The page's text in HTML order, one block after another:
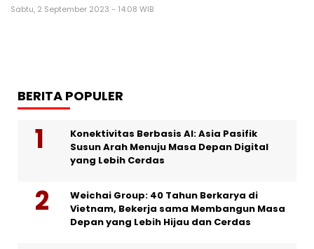
Sabtu, 2 September 2023 - 14:08 WIB
BERITA POPULER
Konektivitas Berbasis AI: Asia Pasifik
Susun Arah Menuju Masa Depan Digital
yang Lebih Cerdas
Weichai Group: 40 Tahun Berkarya di
Vietnam, Bekerja sama Membangun Masa
Depan yang Lebih Hijau dan Cerdas